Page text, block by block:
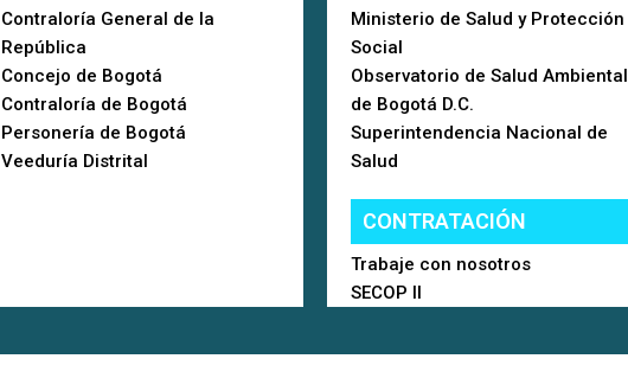
Contraloría General de la
República
Concejo de Bogotá
Contraloría de Bogotá
Personería de Bogotá
Veeduría Distrital
Ministerio de Salud y Protección
Social
Observatorio de Salud Ambiental
de Bogotá D.C.
Superintendencia Nacional de
Salud
CONTRATACIÓN
Trabaje con nosotros
SECOP II